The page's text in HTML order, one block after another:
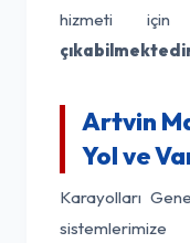
hizmeti
Artvin
Yol ve
Karayolları